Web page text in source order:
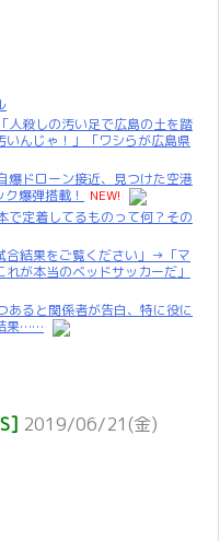
人殺しの汚い足で広島の土を踏
んじゃ！」「ワシらが広島県
爆ドローン接近、見つけた空港
爆弾搭載！
NEW!
で定着してるものって何？その
合結果をご覧ください」→「マ
が本当のベッドサッカーだ」
あると関係者が告白、特に役に
果……
2019/06/21(金)